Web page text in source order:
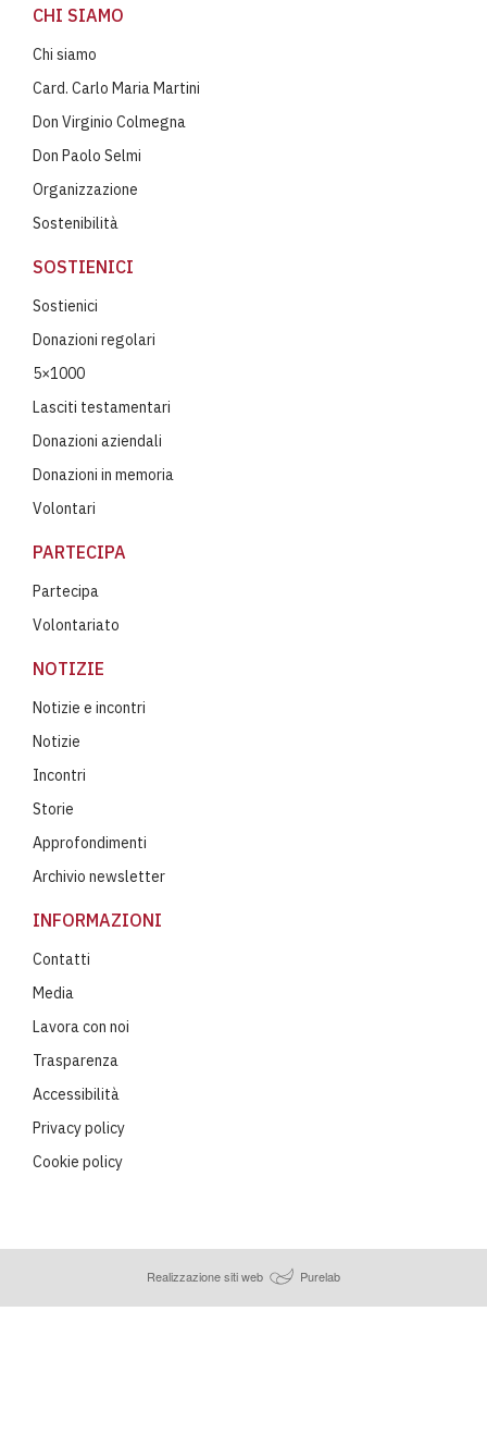
CHI SIAMO
Chi siamo
Card. Carlo Maria Martini
Don Virginio Colmegna
Don Paolo Selmi
Organizzazione
Sostenibilità
SOSTIENICI
Sostienici
Donazioni regolari
5×1000
Lasciti testamentari
Donazioni aziendali
Donazioni in memoria
Volontari
PARTECIPA
Partecipa
Volontariato
NOTIZIE
Notizie e incontri
Notizie
Incontri
Storie
Approfondimenti
Archivio newsletter
INFORMAZIONI
Contatti
Media
Lavora con noi
Trasparenza
Accessibilità
Privacy policy
Cookie policy
Realizzazione siti web Purelab